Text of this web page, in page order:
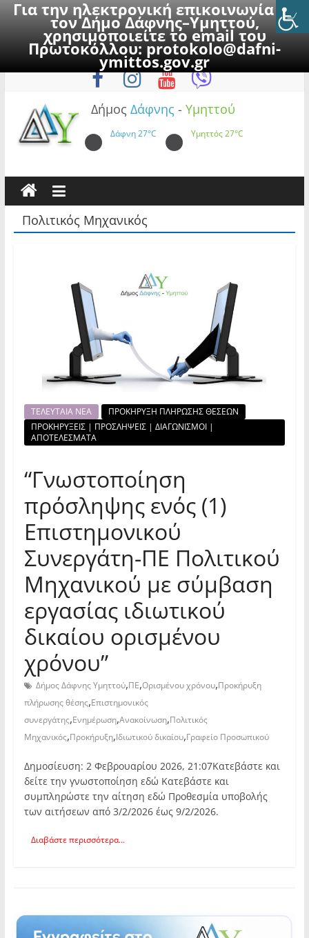
Για την ηλεκτρονική επικοινωνία με
τον Δήμο Δάφνης–Υμηττού,
χρησιμοποιείτε το email του
Πρωτοκόλλου:protokolo@dafni-
ymittos.gov.gr
to
Παρασκευή, 7 Αυγούστου 2026
Δήμος Δάφνης - Υμηττού
Δάφνη27°C Υμηττός27°C
Πολιτικός Μηχανικός
ΤΕΛΕΥΤΑΙΑ ΝΕΑ
ΠΡΟΚΗΡΥΞΗ ΠΛΗΡΩΣΗΣ ΘΕΣΕΩΝ
ΠΡΟΚΗΡΥΞΕΙΣ | ΠΡΟΣΛΗΨΕΙΣ | ΔΙΑΓΩΝΙΣΜΟΙ |
ΑΠΟΤΕΛΕΣΜΑΤΑ
“Γνωστοποίηση
πρόσληψης ενός (1)
Επιστημονικού
Συνεργάτη-ΠΕ Πολιτικού
Μηχανικού με σύμβαση
εργασίας ιδιωτικού
δικαίου ορισμένου
χρόνου”
Δήμος Δάφνης Υμηττού,ΠΕ,Ορισμένου χρόνου,Προκήρυξη
πλήρωσης θέσης,Επιστημονικός
συνεργάτης,Ενημέρωση,Ανακοίνωση,Πολιτικός
Μηχανικός,Προκήρυξη,Ιδιωτικού δικαίου,Γραφείο Προσωπικού
Δημοσίευση: 2 Φεβρουαρίου 2026, 21:07Κατεβάστε και
δείτε την γνωστοποίηση εδώ Κατεβάστε και
συμπληρώστε την αίτηση εδώ Προθεσμία υποβολής
των αιτήσεων από 3/2/2026 έως 9/2/2026.
Διαβάστε περισσότερα...